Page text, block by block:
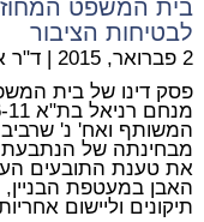
בית המשפט המחוזי
לבטיחות הציבור
2 פברואר, 2015 | ד"ר
פסק דינו של בית
המשותף ואח' נ' שרביב
מבחינתה של
את טענת התובעים
האבן במעטפת הבניין,
תיקונים וליישום